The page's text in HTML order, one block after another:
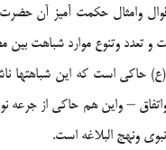
وامثال حکمت آميز آن
و تعدد وتنوع موارد شباهت بين
حاکي است که اين شباهتها
– واين هم حاکي از
ونهج البلاغه است.